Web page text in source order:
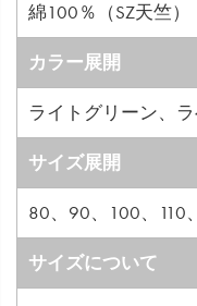
綿100％（SZ天竺）
カラー展開
ライトグリーン、
サイズ展開
80、90、100、110
サイズについて